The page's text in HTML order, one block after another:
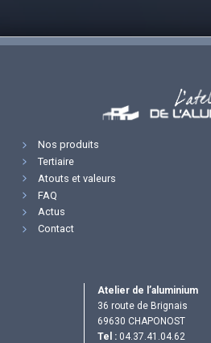
Nos produits
Tertiaire
Atouts et valeurs
FAQ
Actus
Contact
Atelier de l’aluminium
36 route de Brignais
69630 CHAPONOST
Tel : 04.37.41.04.62